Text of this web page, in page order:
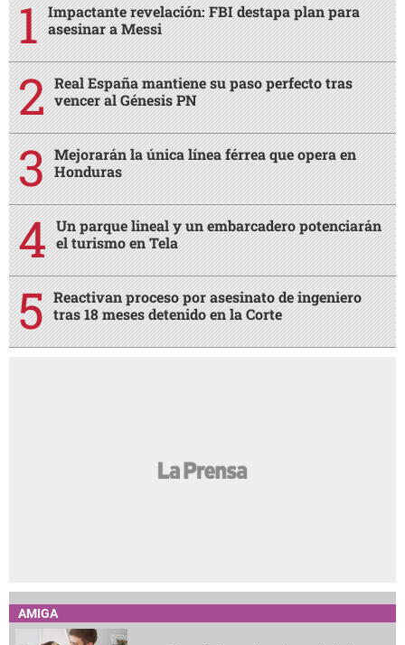
Impactante revelación: FBI destapa plan para
asesinar a Messi
Real España mantiene su paso perfecto tras
vencer al Génesis PN
Mejorarán la única línea férrea que opera en
Honduras
Un parque lineal y un embarcadero potenciarán
el turismo en Tela
Reactivan proceso por asesinato de ingeniero
tras 18 meses detenido en la Corte
AMIGA